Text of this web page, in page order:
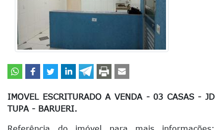
IMOVEL ESCRITURADO A VENDA - 03 CASAS - JD
TUPA - BARUERI.